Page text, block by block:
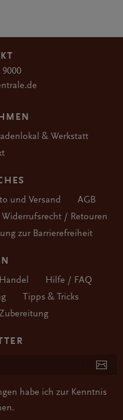
9000
& Werkstatt
und Versand
AGB
Widerrufsrecht / Retouren
zur Barrierefreiheit
Handel
Hilfe / FAQ
Tipps & Tricks
habe ich zur Kenntnis